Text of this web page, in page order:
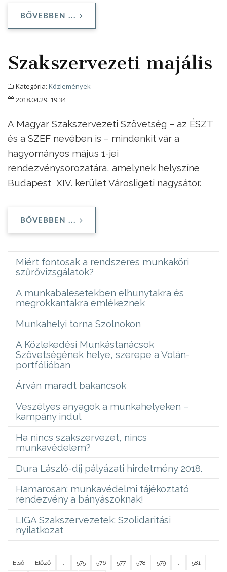
BŐVEBBEN ...
Szakszervezeti majális
Kategória: Közlemények
2018.04.29. 19:34
A Magyar Szakszervezeti Szövetség – az ÉSZT
és a SZEF nevében is – mindenkit vár a
hagyományos május 1-jei
rendezvénysorozatára, amelynek helyszíne
Budapest XIV. kerület Városligeti nagysátor.
BŐVEBBEN ...
Miért fontosak a rendszeres munkaköri
szűrővizsgálatok?
A munkabalesetekben elhunytakra és
megrokkantakra emlékeznek
Munkahelyi torna Szolnokon
A Közlekedési Munkástanácsok
Szövetségének helye, szerepe a Volán-
portfólióban
Árván maradt bakancsok
Veszélyes anyagok a munkahelyeken –
kampány indul
Ha nincs szakszervezet, nincs
munkavédelem?
Dura László-díj pályázati hirdetmény 2018.
Hamarosan: munkavédelmi tájékoztató
rendezvény a bányászoknak!
LIGA Szakszervezetek: Szolidaritási
nyilatkozat
Első Előző 575 576 577 578 579 581